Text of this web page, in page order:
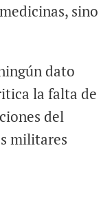
sino
dato
la falta de
del
militares